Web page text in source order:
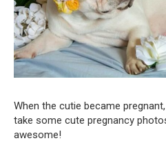
When the cutie became
take some cute pregnancy
awesome!